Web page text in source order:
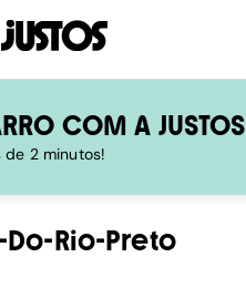
COM A JUSTOS
de 2 minutos!
Do-Rio-Preto